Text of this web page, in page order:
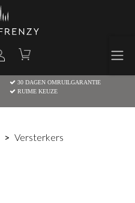
30 DAGEN OMRUILGARANTIE
RUIME KEUZE
Versterkers